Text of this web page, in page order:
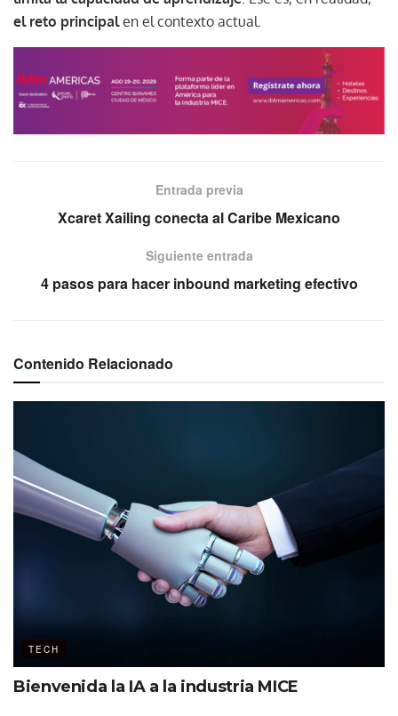
el reto principalen el contexto actual.
Entrada previa
Xcaret Xailing conecta al Caribe Mexicano
Siguiente entrada
4 pasos para hacer inbound marketing efectivo
Contenido Relacionado
TECH
Bienvenida la IA a la industria MICE